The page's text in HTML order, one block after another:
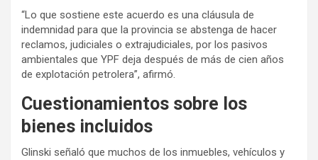
“Lo que sostiene este acuerdo es una cláusula de
indemnidad para que la provincia se abstenga de hacer
reclamos, judiciales o extrajudiciales, por los pasivos
ambientales que YPF deja después de más de cien años
de explotación petrolera”, afirmó.
Cuestionamientos sobre los
bienes incluidos
Glinski señaló que muchos de los inmuebles, vehículos y